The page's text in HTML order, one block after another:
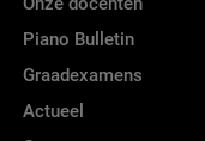
Piano Bulletin
Graadexamens
Actueel